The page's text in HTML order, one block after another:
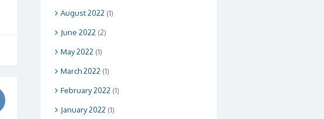
August 2022 (1)
June 2022 (2)
May 2022 (1)
March 2022 (1)
February 2022 (1)
January 2022 (1)